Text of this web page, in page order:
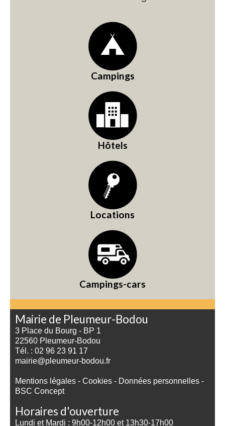
Campings
Hôtels
Locations
Campings-cars
Mairie de Pleumeur-Bodou
3 Place du Bourg - BP 1
22560 Pleumeur-Bodou
Tél. : 02 96 23 91 17
mairie@pleumeur-bodou.fr
Mentions légales - Cookies - Données personnelles -
BSC Concept
Horaires d'ouverture
Lundi et Mardi : 9h00-12h00 et 13h30-17h00